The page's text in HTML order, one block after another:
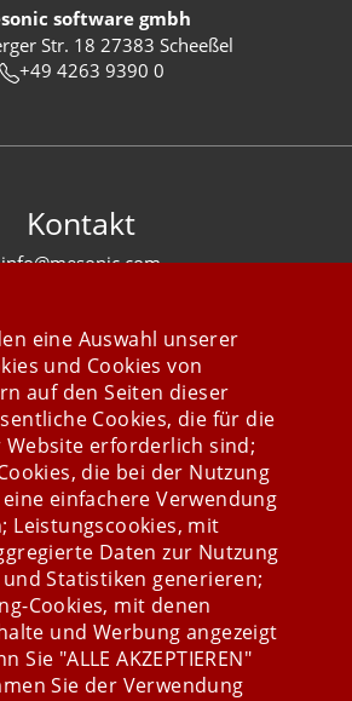
software gmbh
Str. 18 27383 Scheeßel
+49 4263 9390 0
Kontakt
info@mesonic.com
connected
eine Auswahl unserer
und Cookies von
auf den Seiten dieser
Cookies, die für die
Website erforderlich sind;
die bei der Nutzung
einfachere Verwendung
Leistungscookies, mit
Daten zur Nutzung
Statistiken generieren;
Cookies, mit denen
und Werbung angezeigt
Sie "ALLE AKZEPTIEREN"
Sie der Verwendung